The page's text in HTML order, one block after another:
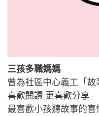
三孩多職媽媽
曾為社區中心義工「故
喜歡閱讀 更喜歡分享
最喜歡小孩聽故事的喜